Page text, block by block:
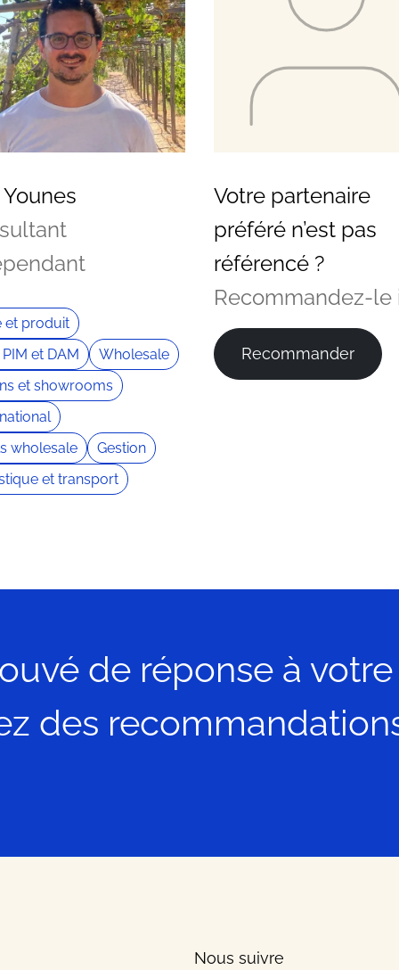
et produit
PIM et DAM
Wholesale
et showrooms
wholesale
Gestion
et transport
Votre partenaire
préféré n’est pas
référencé ?
Recommandez-le
Recommander
de réponse à votre
des
Nous suivre